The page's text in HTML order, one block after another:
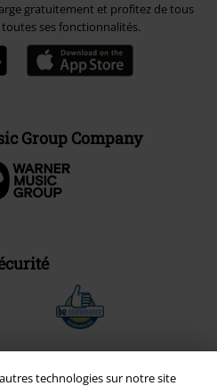
technologies sur notre site
gratuitement et profitez de tous
ses fonctionnalités.
Group Company